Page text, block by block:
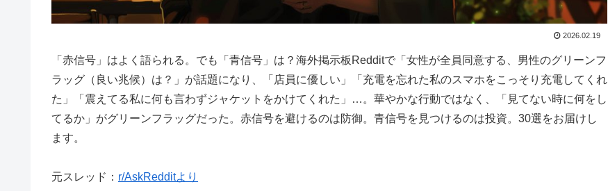
2026.02.19
「赤信号」はよく語られる。でも「青信号」は？海外掲示板Redditで「女性が全員同意する、男性のグリーンフ
ラッグ（良い兆候）は？」が話題になり、「店員に優しい」「充電を忘れた私のスマホをこっそり充電してくれ
た」「震えてる私に何も言わずジャケットをかけてくれた」…。華やかな行動ではなく、「見てない時に何をし
てるか」がグリーンフラッグだった。赤信号を避けるのは防御。青信号を見つけるのは投資。30選をお届けし
ます。
元スレッド： r/AskRedditより